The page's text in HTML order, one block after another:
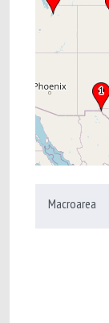
Macroarea